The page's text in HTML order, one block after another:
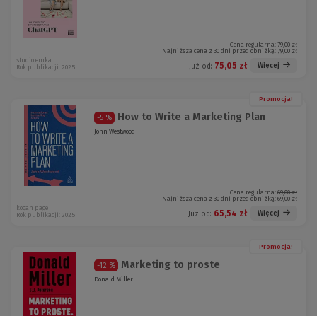
Cena regularna: 79,00 zł
Najniższa cena z 30 dni przed obniżką: 79,00 zł
Już od: 75,05 zł Więcej
studio emka
Rok publikacji: 2025
Promocja!
-5 % How to Write a Marketing Plan
John Westwood
Cena regularna: 69,00 zł
Najniższa cena z 30 dni przed obniżką: 69,00 zł
Już od: 65,54 zł Więcej
kogan page
Rok publikacji: 2025
Promocja!
-12 % Marketing to proste
Donald Miller